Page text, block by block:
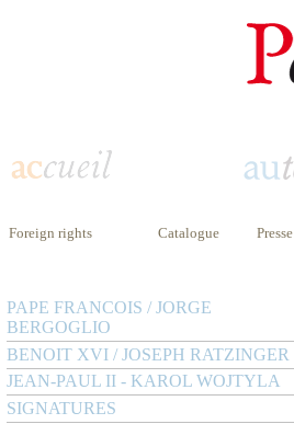
Foreign rights Catalogue Presse
PAPE FRANCOIS / JORGE
BERGOGLIO
BENOIT XVI / JOSEPH RATZINGER
JEAN-PAUL II - KAROL WOJTYLA
SIGNATURES